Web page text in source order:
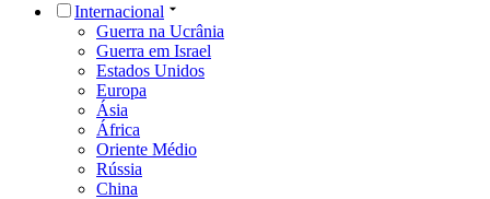
Internacional
Guerra na Ucrânia
Guerra em Israel
Estados Unidos
Europa
Ásia
África
Oriente Médio
Rússia
China